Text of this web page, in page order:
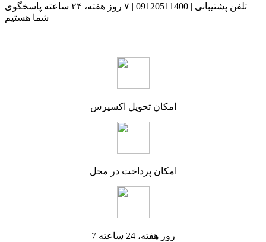
تلفن پشتیبانی | 09120511400 | ۷ روز هفته، ۲۴ ساعته پاسخگوی
شما هستیم
امکان تحویل اکسپرس
امکان پرداخت در محل
7 روز هفته، 24 ساعته